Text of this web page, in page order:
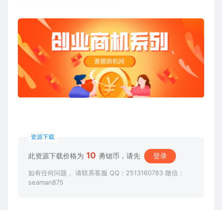
资源下载
此资源下载价格为 10 勇锶币，请先 登录
如有任何问题， 请联系客服 QQ：2513160783 微信：
seaman875